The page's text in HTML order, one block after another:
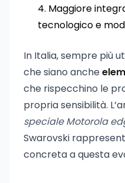
Maggiore
tecnologico e
In Italia, sempre più
che siano anche
che rispecchino le
propria sensibilità.
speciale Motorola
Swarovski
concreta a questa